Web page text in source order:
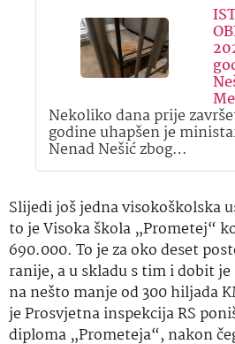
Nekoliko dana prije
godine uhapšen je
Nenad Nešić zbog…
Slijedi još jedna visokoškolska
to je Visoka škola „Prometej“
690.000. To je za oko deset
ranije, a u skladu s tim i dobit je
na nešto manje od 300 hiljada
je Prosvjetna inspekcija RS
diploma „Prometeja“, nakon